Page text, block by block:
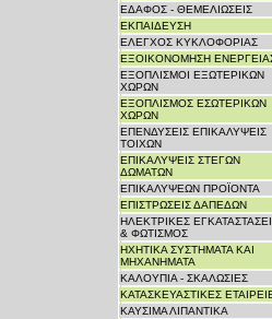
ΕΔΑΦΟΣ - ΘΕΜΕΛΙΩΣΕΙΣ
ΕΚΠΑΙΔΕΥΣΗ
ΕΛΕΓΧΟΣ ΚΥΚΛΟΦΟΡΙΑΣ
ΕΞΟΙΚΟΝΟΜΗΣΗ
ΕΞΟΠΛΙΣΜΟΙ ΕΞΩΤΕΡΙΚΩΝ
ΧΩΡΩΝ
ΕΞΟΠΛΙΣΜΟΣ ΕΣΩΤΕΡΙΚΩΝ
ΧΩΡΩΝ
ΕΠΕΝΔΥΣΕΙΣ ΕΠΙΚΑΛΥΨΕΙΣ
ΤΟΙΧΩΝ
ΕΠΙΚΑΛΥΨΕΙΣ ΣΤΕΓΩΝ
ΔΩΜΑΤΩΝ
ΕΠΙΚΑΛΥΨΕΩΝ ΠΡΟΪΟΝΤΑ
ΕΠΙΣΤΡΩΣΕΙΣ ΔΑΠΕΔΩΝ
ΗΛΕΚΤΡΙΚΕΣ
& ΦΩΤΙΣΜΟΣ
ΗΧΗΤΙΚΑ ΣΥΣΤΗΜΑΤΑ ΚΑΙ
ΜΗΧΑΝΗΜΑΤΑ
ΚΑΛΟΥΠΙΑ - ΣΚΑΛΩΣΙΕΣ
ΚΑΤΑΣΚΕΥΑΣΤΙΚΕΣ
ΚΑΥΣΙΜΑ ΛΙΠΑΝΤΙΚΑ